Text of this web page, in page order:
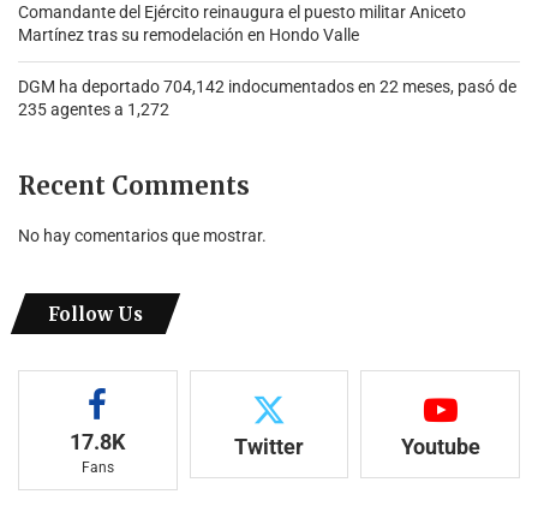
Comandante del Ejército reinaugura el puesto militar Aniceto
Martínez tras su remodelación en Hondo Valle
DGM ha deportado 704,142 indocumentados en 22 meses, pasó de
235 agentes a 1,272
Recent Comments
No hay comentarios que mostrar.
Follow Us
17.8K
Fans
Twitter Youtube